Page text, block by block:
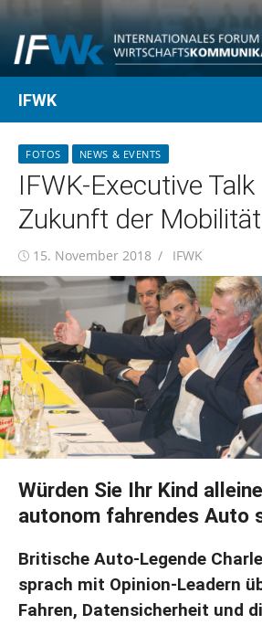
Skip
content
IFWK
FOTOS NEWS & EVENTS
IFWK-Executive
Zukunft der Mobilität
Posted
on
15. November 2018 Author
IFWK
Würden Sie Ihr Kind
autonom fahrendes Auto
Britische Auto-Legende
sprach mit Opinion-Leadern
Fahren, Datensicherheit und